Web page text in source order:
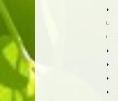
►
►
►
►